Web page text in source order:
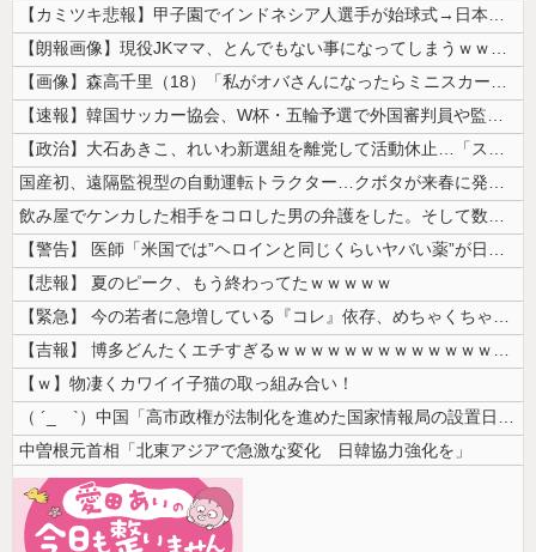
【カミツキ悲報】甲子園でインドネシア人選手が始球式→日本保守党・百田尚...
【朗報画像】現役JKママ、とんでもない事になってしまうｗｗｗｗｗｗｗｗ...
【画像】森高千里（18）「私がオバさんになったらミニスカートは無理よ」...
【速報】韓国サッカー協会、W杯・五輪予選で外国審判員や監督官を性接待！...
【政治】大石あきこ、れいわ新選組を離党して活動休止…「スジは通します」...
国産初、遠隔監視型の自動運転トラクター…クボタが来春に発売！
飲み屋でケンカした相手をコロした男の弁護をした。そして数年後、因果応報...
【警告】 医師「米国では”ヘロインと同じくらいヤバい薬”が日本では平気...
【悲報】 夏のピーク、もう終わってたｗｗｗｗｗ
【緊急】 今の若者に急増している『コレ』依存、めちゃくちゃ深刻な模様w...
【吉報】 博多どんたくエチすぎるｗｗｗｗｗｗｗｗｗｗｗｗｗｗｗ
【ｗ】物凄くカワイイ子猫の取っ組み合い！
（ ´_ゝ`）中国「高市政権が法制化を進めた国家情報局の設置日が7月3...
中曽根元首相「北東アジアで急激な変化 日韓協力強化を」